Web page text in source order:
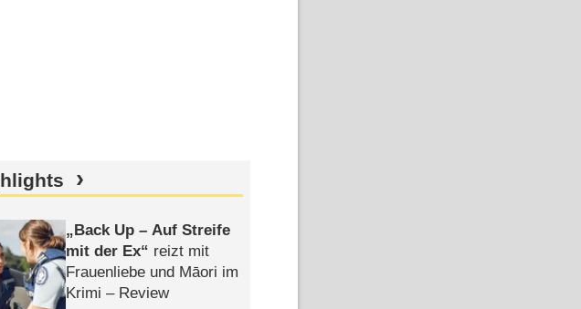
Back Up – Auf Streife
mit der Ex
reizt mit
Frauenliebe und Māori im
Krimi – Review